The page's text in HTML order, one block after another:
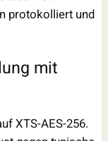
protokolliert und
mit
XTS-AES-256.